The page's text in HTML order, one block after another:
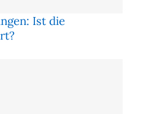
Ist die